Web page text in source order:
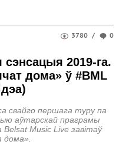
3780 / 0
2019-га.
дома» ў #BML
свайго першага туру па
аўтарскай праграмы
Belsat Music Live завітаў